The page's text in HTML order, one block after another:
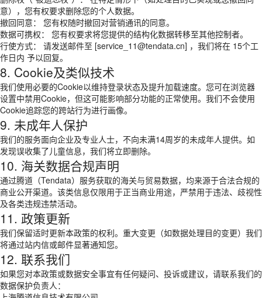
意），您有权要求删除您的个人数据。
撤回同意： 您有权随时撤回对营销通讯的同意。
数据可携权： 您有权要求将您提供的结构化数据转移至其他控制者。
行使方式： 请发送邮件至 [service_11@tendata.cn] ，我们将在 15个工
作日内 予以回复。
8. Cookie及类似技术
我们使用必要的Cookie以维持登录状态及提升加载速度。您可在浏览器
设置中禁用Cookie，但这可能影响部分功能的正常使用。我们不会使用
Cookie追踪您的跨站行为进行画像。
9. 未成年人保护
我们的服务面向企业及专业人士，不向未满14周岁的未成年人提供。如
发现误收集了儿童信息，我们将立即删除。
10. 海关数据合规声明
通过腾道（Tendata）服务获取的海关与贸易数据，均来源于合法合规的
商业公开渠道。该类信息仅限用于正当商业用途，严禁用于违法、歧视性
及各类违规违禁活动。
11. 政策更新
我们保留适时更新本政策的权利。重大变更（如数据处理目的变更）我们
将通过站内信或邮件显著通知您。
12. 联系我们
如果您对本政策或数据安全事宜有任何疑问、投诉或建议，请联系我们的
数据保护负责人：